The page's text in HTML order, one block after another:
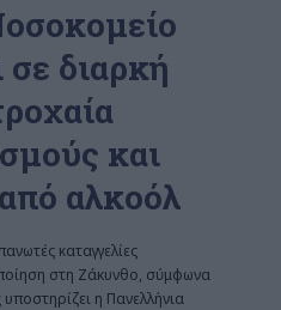
σε διαρκή
και
αλκοόλ
καταγγελίες
στη Ζάκυνθο, σύμφωνα
η Πανελλήνια